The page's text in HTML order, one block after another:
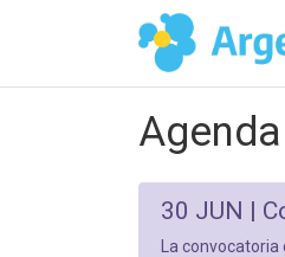
Agenda
30 JUN |
La convocatoria